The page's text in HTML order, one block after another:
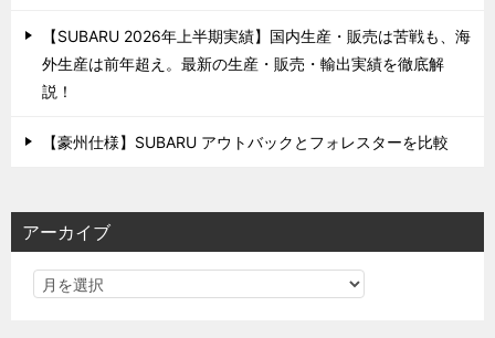
【SUBARU 2026年上半期実績】国内生産・販売は苦戦も、海
外生産は前年超え。最新の生産・販売・輸出実績を徹底解
説！
【豪州仕様】SUBARU アウトバックとフォレスターを比較
アーカイブ